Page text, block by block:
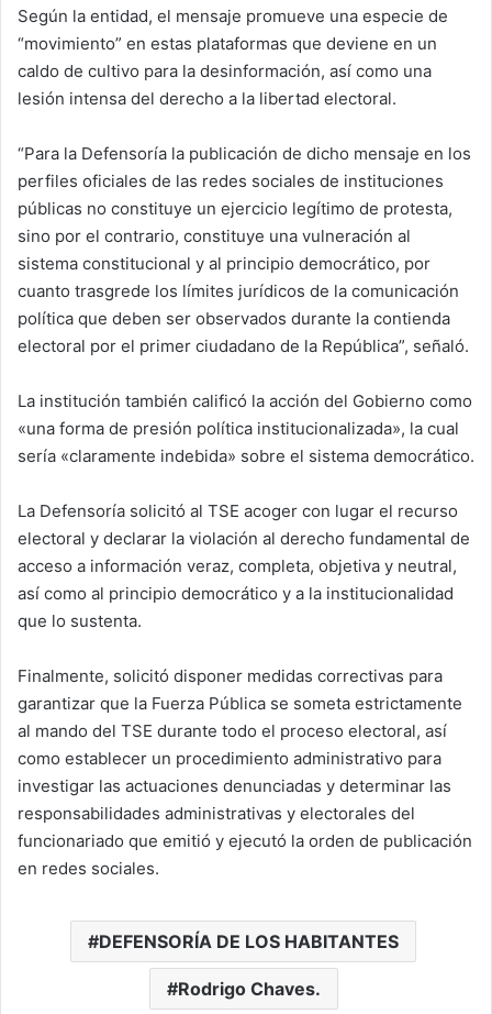
Según la entidad, el mensaje promueve una especie de
“movimiento” en estas plataformas que deviene en un
caldo de cultivo para la desinformación, así como una
lesión intensa del derecho a la libertad electoral.
“Para la Defensoría la publicación de dicho mensaje en los
perfiles oficiales de las redes sociales de instituciones
públicas no constituye un ejercicio legítimo de protesta,
sino por el contrario, constituye una vulneración al
sistema constitucional y al principio democrático, por
cuanto trasgrede los límites jurídicos de la comunicación
política que deben ser observados durante la contienda
electoral por el primer ciudadano de la República”, señaló.
La institución también calificó la acción del Gobierno como
«una forma de presión política institucionalizada», la cual
sería «claramente indebida» sobre el sistema democrático.
La Defensoría solicitó al TSE acoger con lugar el recurso
electoral y declarar la violación al derecho fundamental de
acceso a información veraz, completa, objetiva y neutral,
así como al principio democrático y a la institucionalidad
que lo sustenta.
Finalmente, solicitó disponer medidas correctivas para
garantizar que la Fuerza Pública se someta estrictamente
al mando del TSE durante todo el proceso electoral, así
como establecer un procedimiento administrativo para
investigar las actuaciones denunciadas y determinar las
responsabilidades administrativas y electorales del
funcionariado que emitió y ejecutó la orden de publicación
en redes sociales.
DEFENSORÍA DE LOS HABITANTES
Rodrigo Chaves.